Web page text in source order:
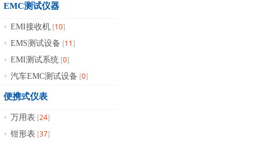
EMC测试仪器
EMI接收机 [10]
EMS测试设备 [11]
EMI测试系统 [0]
汽车EMC测试设备 [0]
便携式仪表
万用表 [24]
钳形表 [37]